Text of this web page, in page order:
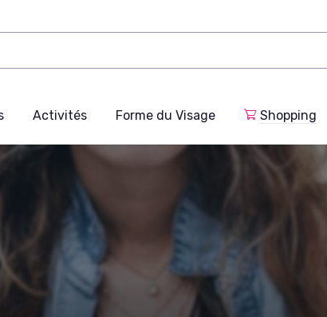
Activités Forme du Visage Shopping